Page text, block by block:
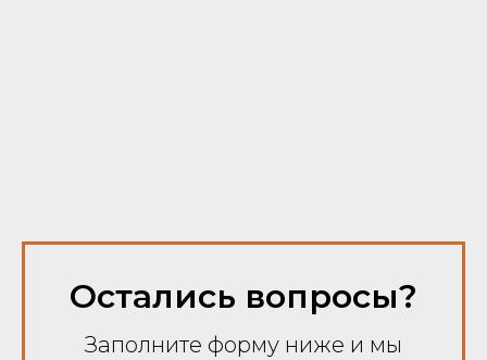
Остались вопросы?
Заполните форму ниже и мы